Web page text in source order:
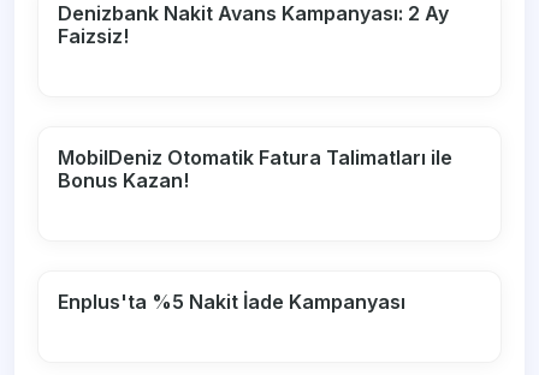
Denizbank Nakit Avans Kampanyası: 2 Ay
Faizsiz!
MobilDeniz Otomatik Fatura Talimatları ile
Bonus Kazan!
Enplus'ta %5 Nakit İade Kampanyası